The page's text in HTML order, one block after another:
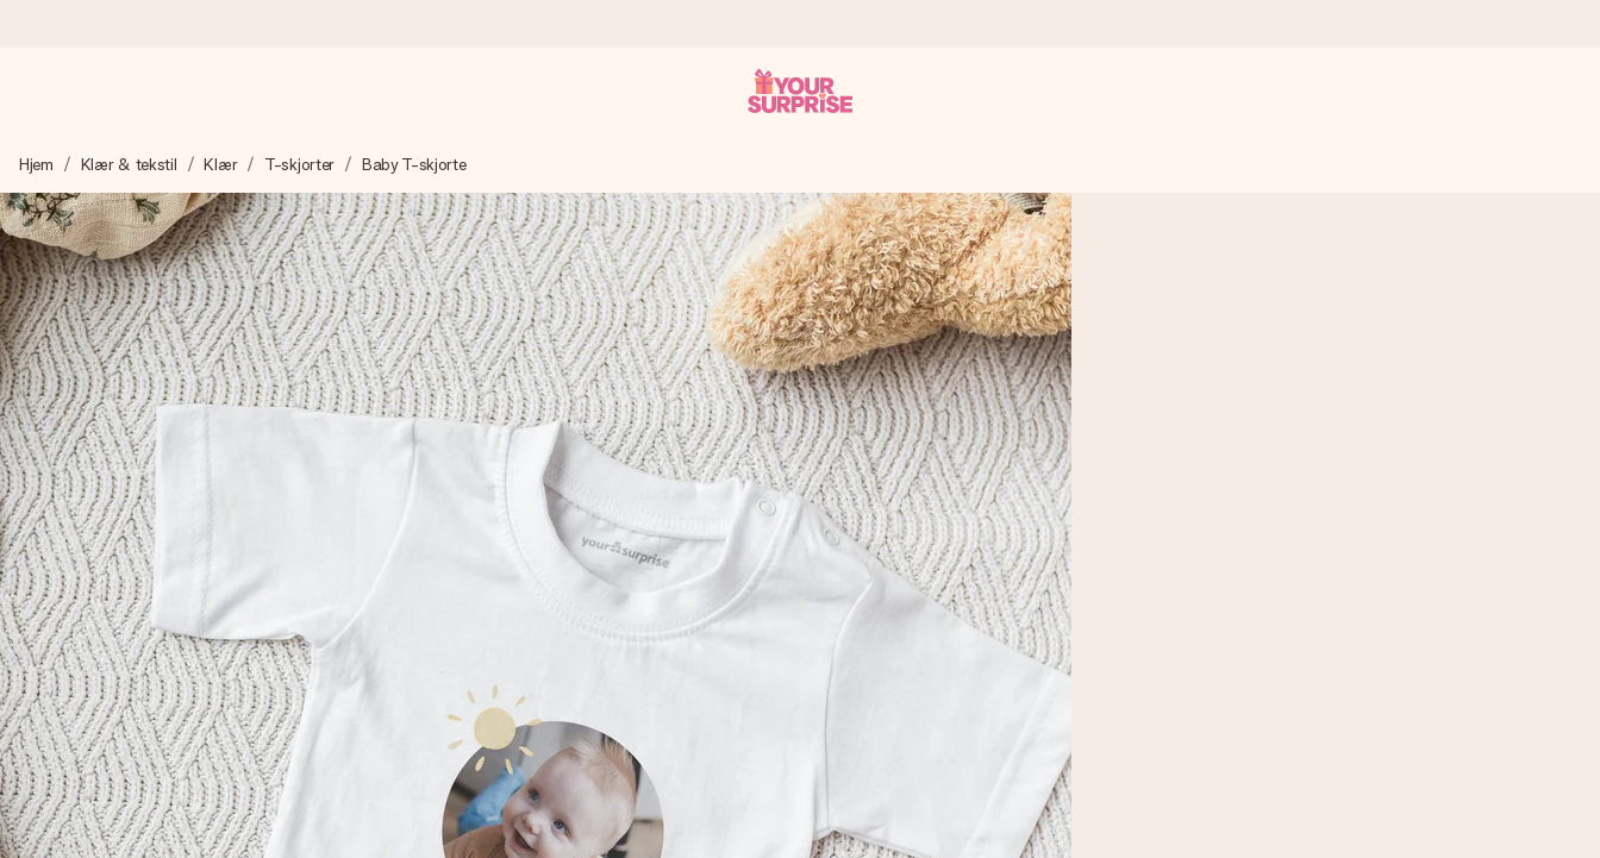
Vi lager dine gaver med omtanke og sender den avgårde så raskt som mulig - slik at du kan gi gaven i tide, når den betyr aller mest.
4,5 (basert på +15 000 anmeldelser)
Gavene våre inspirerer. Kundene gir oss 4,5 på Google Reviews.
Gratis kort med hilsen
Lag noe unikt med bare noen få steg - med hennes navn, et bilde av dere eller en beskjed som virkelig berører hjertet. Ikke noe tull, bare masse kjærlighet i
øyeblikket.
Hjem Klær & tekstil Klær T-skjorter Baby T-skjorte